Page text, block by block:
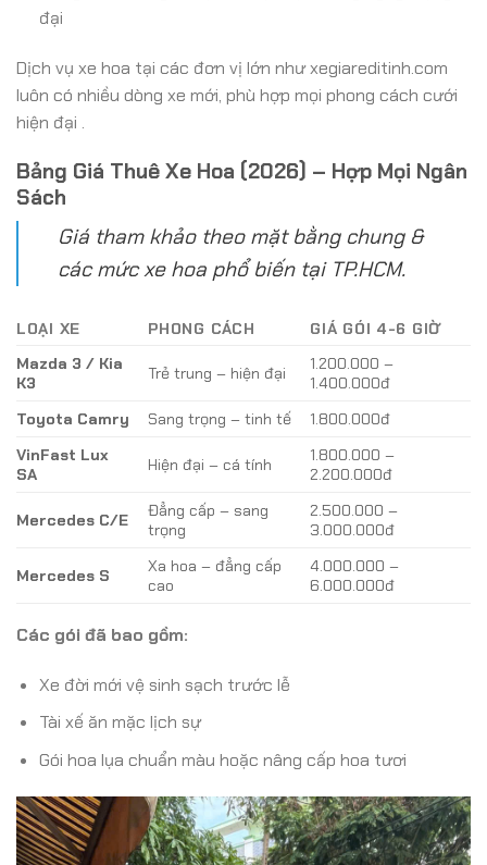
đại
Dịch vụ xe hoa tại các đơn vị lớn như xegiareditinh.com
luôn có nhiều dòng xe mới, phù hợp mọi phong cách cưới
hiện đại .
Bảng Giá Thuê Xe Hoa (2026) – Hợp Mọi Ngân
Sách
Giá tham khảo theo mặt bằng chung &
các mức xe hoa phổ biến tại TP.HCM.
LOẠI XE PHONG CÁCH
GIÁ GÓI 4-6 GIỜ
Mazda 3 / Kia
K3
Trẻ trung – hiện đại
1.200.000 –
1.400.000đ
Toyota Camry
Sang trọng – tinh tế
1.800.000đ
VinFast Lux
SA
Hiện đại – cá tính
1.800.000 –
2.200.000đ
Mercedes C/E
Đẳng cấp – sang
trọng
2.500.000 –
3.000.000đ
Mercedes S
Xa hoa – đẳng cấp
cao
4.000.000 –
6.000.000đ
Các gói đã bao gồm:
Xe đời mới vệ sinh sạch trước lễ
Tài xế ăn mặc lịch sự
Gói hoa lụa chuẩn màu hoặc nâng cấp hoa tươi